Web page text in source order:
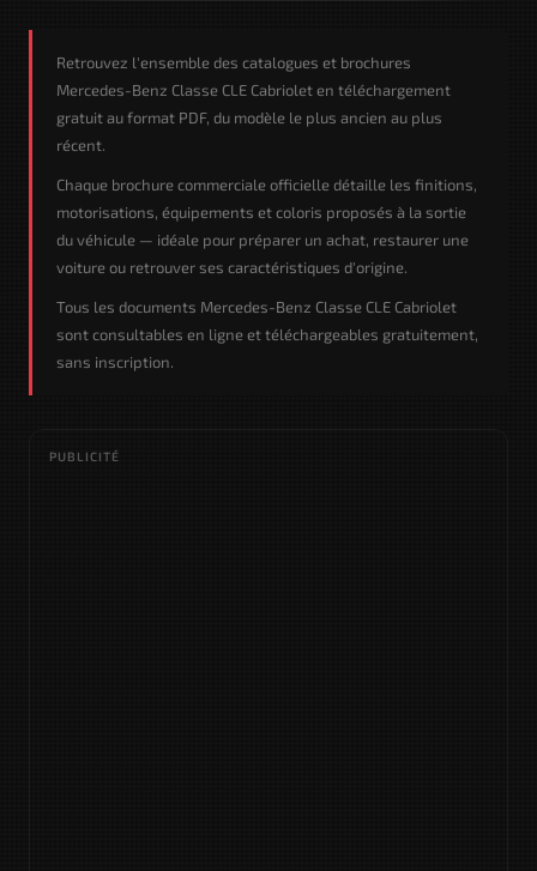
Retrouvez l'ensemble des catalogues et brochures
Mercedes-Benz Classe CLE Cabriolet en téléchargement
gratuit au format PDF, du modèle le plus ancien au plus
récent.
Chaque brochure commerciale officielle détaille les finitions,
motorisations, équipements et coloris proposés à la sortie
du véhicule — idéale pour préparer un achat, restaurer une
voiture ou retrouver ses caractéristiques d'origine.
Tous les documents Mercedes-Benz Classe CLE Cabriolet
sont consultables en ligne et téléchargeables gratuitement,
sans inscription.
PUBLICITÉ